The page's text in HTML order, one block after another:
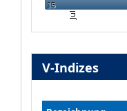
Jul
15
V-Indizes